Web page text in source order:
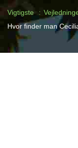
Vigtigste
Hvor finder man